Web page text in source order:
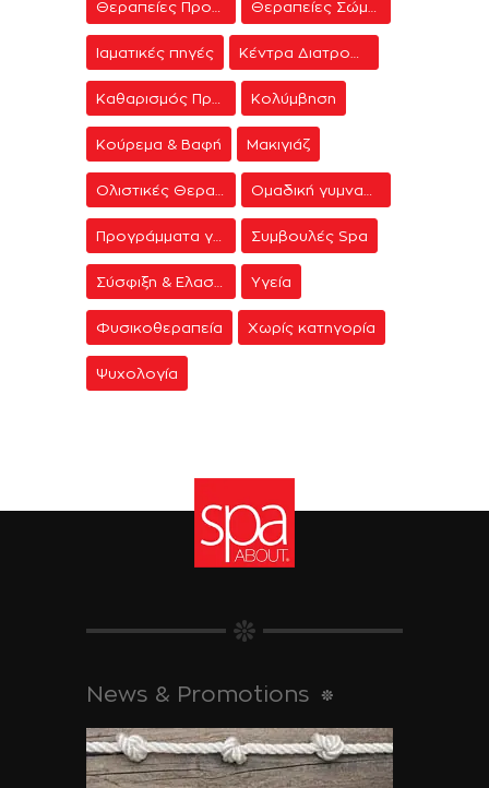
Ιαματικές πηγές
Κολύμβηση
Κούρεμα & Βαφή Μακιγιάζ
Συμβουλές Spa
Υγεία
Φυσικοθεραπεία Χωρίς κατηγορία
Ψυχολογία
News & Promotions